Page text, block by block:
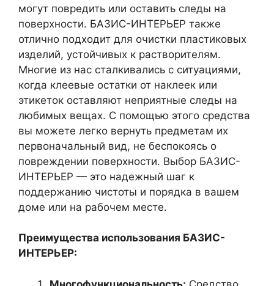
могут повредить или оставить следы на
поверхности. БАЗИС-ИНТЕРЬЕР также
отлично подходит для очистки пластиковых
изделий, устойчивых к растворителям.
Многие из нас сталкивались с ситуациями,
когда клеевые остатки от наклеек или
этикеток оставляют неприятные следы на
любимых вещах. С помощью этого средства
вы можете легко вернуть предметам их
первоначальный вид, не беспокоясь о
повреждении поверхности. Выбор БАЗИС-
ИНТЕРЬЕР — это надежный шаг к
поддержанию чистоты и порядка в вашем
доме или на рабочем месте.
Преимущества использования БАЗИС-
ИНТЕРЬЕР: